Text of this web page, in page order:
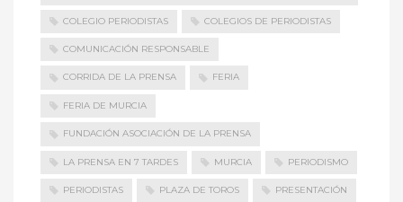
COLEGIO PERIODISTAS COLEGIOS DE PERIODISTAS
COMUNICACIÓN RESPONSABLE
CORRIDA DE LA PRENSA FERIA
FERIA DE MURCIA
FUNDACIÓN ASOCIACIÓN DE LA PRENSA
LA PRENSA EN 7 TARDES MURCIA PERIODISMO
PERIODISTAS PLAZA DE TOROS PRESENTACIÓN